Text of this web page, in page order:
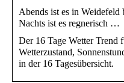
Abends ist es in Weidefeld
Nachts ist es regnerisch …
Der 16 Tage Wetter Trend
Wetterzustand,
in der 16 Tagesübersicht.